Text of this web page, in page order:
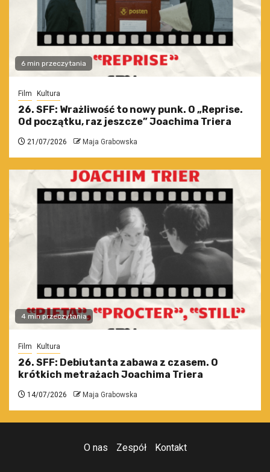
6 min przeczytania
Film Kultura
26. SFF: Wrażliwość to nowy punk. O „Reprise.
Od początku, raz jeszcze” Joachima Triera
21/07/2026 Maja Grabowska
4 min przeczytania
Film Kultura
26. SFF: Debiutanta zabawa z czasem. O
krótkich metrażach Joachima Triera
14/07/2026 Maja Grabowska
O nas Zespół Kontakt